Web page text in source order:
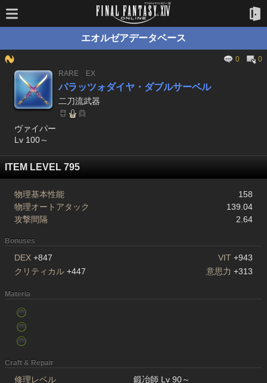
エオルゼアデータベース
0
0
RARE
EX
パラッツォダイヤ・ダブルサーベル
二刀流武器
ヴァイパー
Lv 100～
ITEM LEVEL 795
物理基本性能
158
物理オートアタック
139.04
攻撃間隔
2.64
Bonuses
DEX +847 VIT +943
クリティカル +447 意思力 +313
Materia
Craft & Repair
修理レベル
鍛冶師 Lv 90～